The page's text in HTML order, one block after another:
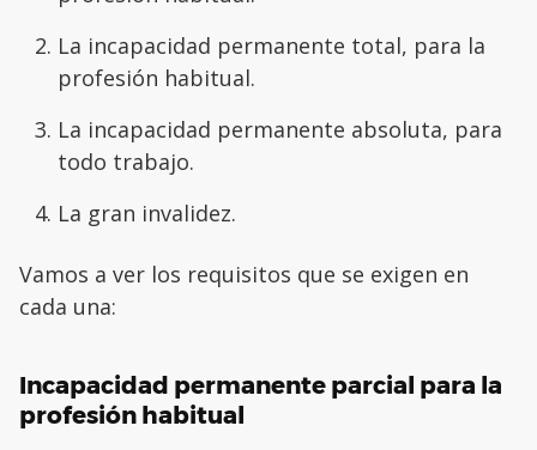
La incapacidad permanente total, para la
profesión habitual.
La incapacidad permanente absoluta, para
todo trabajo.
La gran invalidez.
Vamos a ver los requisitos que se exigen en
cada una:
Incapacidad permanente parcial para la
profesión habitual